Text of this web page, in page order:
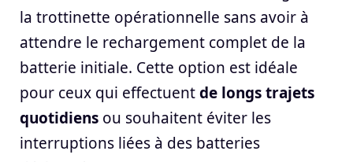
la trottinette opérationnelle sans avoir à
attendre le rechargement complet de la
batterie initiale. Cette option est idéale
pour ceux qui effectuentde longs trajets
quotidiens ou souhaitent éviter les
interruptions liées à des batteries